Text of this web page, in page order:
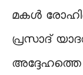
മകള്‍
പ്രസാദ്
അദ്ദേഹത്തെ